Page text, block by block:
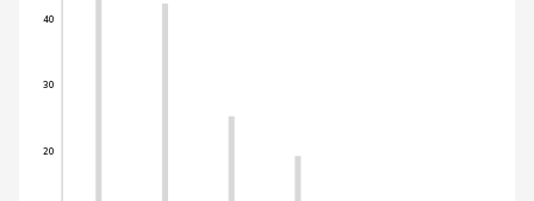
20
30
40